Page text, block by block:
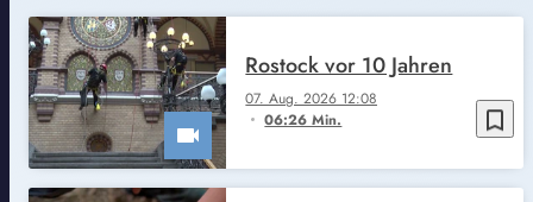
bookmark_border
07. Aug. 2026 12:08
06:26 Min.
Rostock vor 10 Jahren